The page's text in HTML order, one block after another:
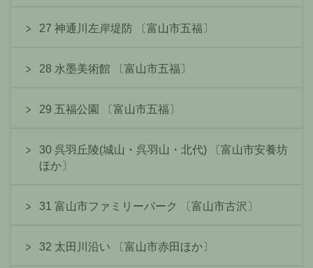
27 神通川左岸堤防 〔富山市五福〕
28 水墨美術館 〔富山市五福〕
29 五福公園 〔富山市五福〕
30 呉羽丘陵(城山・呉羽山・北代) 〔富山市安養坊
ほか〕
31 富山市ファミリーパーク 〔富山市古沢〕
32 太田川沿い 〔富山市赤田ほか〕